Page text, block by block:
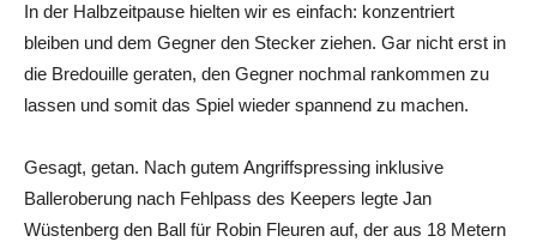
In der Halbzeitpause hielten wir es einfach: konzentriert
bleiben und dem Gegner den Stecker ziehen. Gar nicht erst in
die Bredouille geraten, den Gegner nochmal rankommen zu
lassen und somit das Spiel wieder spannend zu machen.
Gesagt, getan. Nach gutem Angriffspressing inklusive
Balleroberung nach Fehlpass des Keepers legte Jan
Wüstenberg den Ball für Robin Fleuren auf, der aus 18 Metern